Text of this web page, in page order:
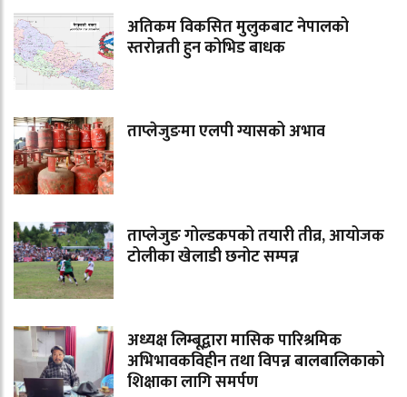
अतिकम विकसित मुलुकबाट नेपालको
स्तरोन्नती हुन कोभिड बाधक
ताप्लेजुङमा एलपी ग्यासको अभाव
ताप्लेजुङ गोल्डकपको तयारी तीव्र, आयोजक
टोलीका खेलाडी छनोट सम्पन्न
अध्यक्ष लिम्बूद्वारा मासिक पारिश्रमिक
अभिभावकविहीन तथा विपन्न बालबालिकाको
शिक्षाका लागि समर्पण